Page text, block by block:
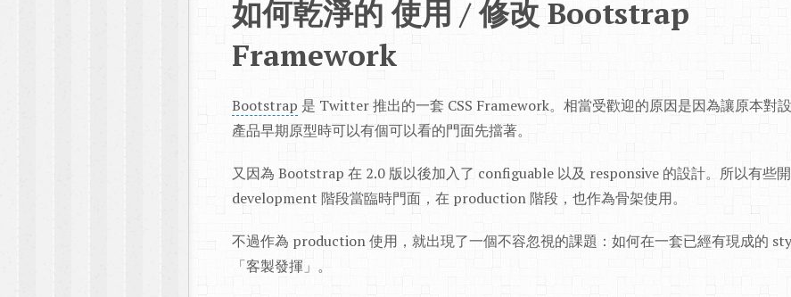
如何乾淨的 使用 / 修改 Bootstrap
Framework
Bootstrap 是 Twitter 推出的一套 CSS Framework。相當受歡迎的原因是因為讓原本對
產品早期原型時可以有個可以看的門面先擋著。
又因為 Bootstrap 在 2.0 版以後加入了 configuable 以及 responsive 的設計。所以有些
development 階段當臨時門面，在 production 階段，也作為骨架使用。
不過作為 production 使用，就出現了一個不容忽視的課題：如何在一套已經有現成的
「客製發揮」。